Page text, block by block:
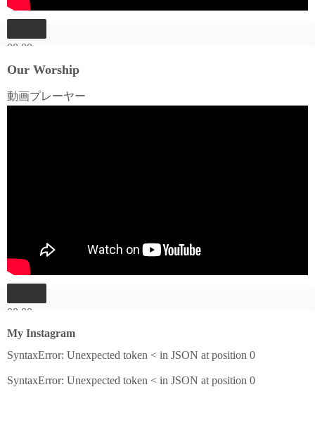
00:00
00:00
Our Worship
動画プレーヤー
00:00
00:00
04:27
My Instagram
SyntaxError: Unexpected token < in JSON at position 0
SyntaxError: Unexpected token < in JSON at position 0